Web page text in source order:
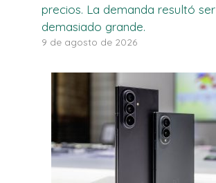
precios. La demanda resultó ser
demasiado grande.
9 de agosto de 2026